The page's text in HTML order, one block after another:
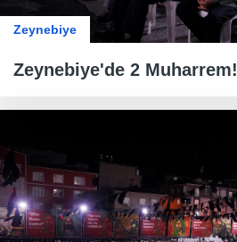
Zeynebiye
Zeynebiye'de 2 Muharrem!